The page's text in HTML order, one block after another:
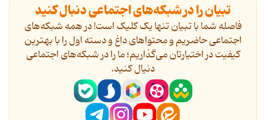
تبیان را در شبکه‌های اجتماعی دنبال کنید
فاصله شما با تبیان تنها یک کلیک است! در همه شبکه‌های
اجتماعی حاضریم و محتواهای داغ و دسته اول را با بهترین
کیفیت در اختیارتان می‌گذاریم؛ ما را در شبکه‌های اجتماعی
دنیال کنید.